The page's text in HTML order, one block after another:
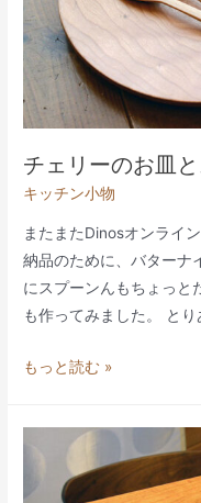
ト/
ト
レ
イ
チェリーのお皿
キッチン小物
またまたDinosオンライ
納品のために、バターナ
にスプーンんもちょっと
も作ってみました。 と
チ
もっと読む »